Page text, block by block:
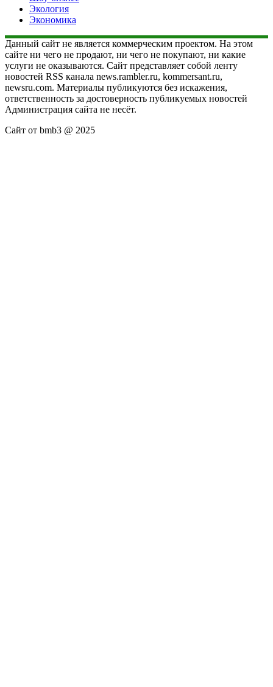
Экология
Экономика
Данный сайт не является коммерческим проектом. На этом
сайте ни чего не продают, ни чего не покупают, ни какие
услуги не оказываются. Сайт представляет собой ленту
новостей RSS канала news.rambler.ru, kommersant.ru,
newsru.com. Материалы публикуются без искажения,
ответственность за достоверность публикуемых новостей
Администрация сайта не несёт.
Сайт от bmb3 @ 2025